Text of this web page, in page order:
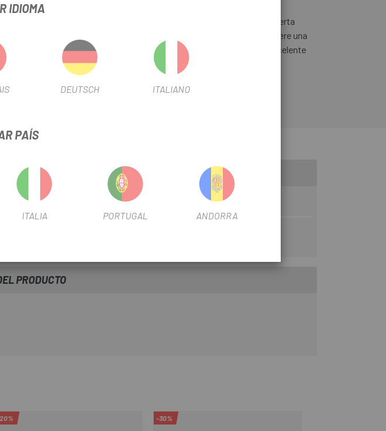
tubeless o con cámara, en
es la cubierta
más utilizada de la gama cotton tires, con su carcasa de 320 tpi le confiere una
calidad de guia inigualable. flexible, pero ofrece al mismo tiempo una excelente
manejabilidad.
DIÁMETRO
PRODUCTO
-30%
IDIOMA
DEUTSCH ITALIANO
PAÍS
ITALIA PORTUGAL ANDORRA